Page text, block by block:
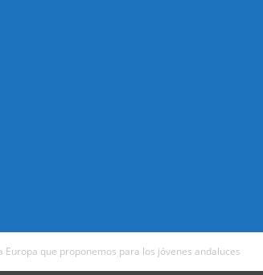
Europa que proponemos para los jóvenes andaluces